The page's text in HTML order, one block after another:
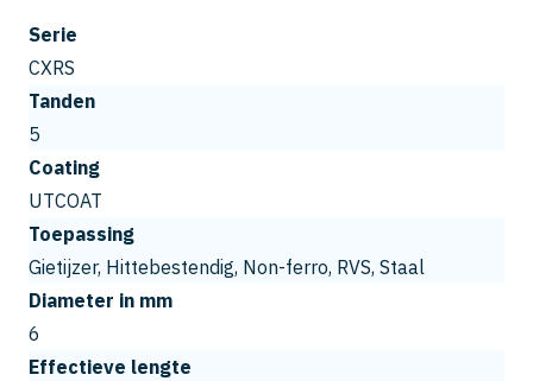
Serie
CXRS
Tanden
5
Coating
UTCOAT
Toepassing
Gietijzer, Hittebestendig, Non-ferro, RVS, Staal
Diameter in mm
6
Effectieve lengte